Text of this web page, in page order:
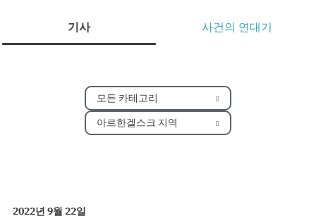
기사 사건의 연대기
모든 카테고리
아르한겔스크 지역
2022년 9월 22일